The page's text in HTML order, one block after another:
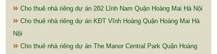
Cho thuê nhà riêng dự án 282 Lĩnh Nam Quận Hoàng Mai Hà Nội
Cho thuê nhà riêng dự án KĐT Vĩnh Hoàng Quận Hoàng Mai Hà
Nội
Cho thuê nhà riêng dự án The Manor Central Park Quận Hoàng